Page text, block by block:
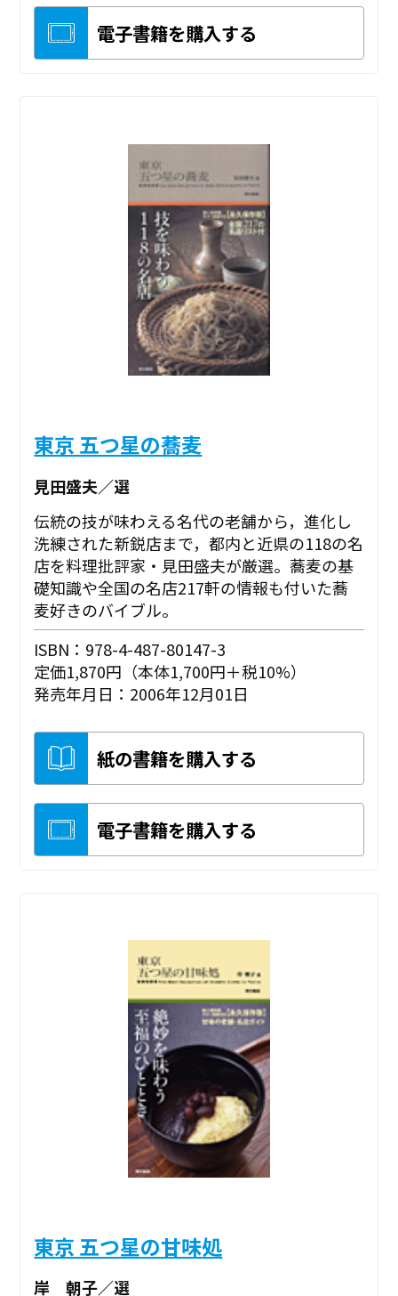
電子書籍を購入する
東京 五つ星の蕎麦
見田盛夫／選
伝統の技が味わえる名代の老舗から，進化し
洗練された新鋭店まで，都内と近県の118の名
店を料理批評家・見田盛夫が厳選。蕎麦の基
礎知識や全国の名店217軒の情報も付いた蕎
麦好きのバイブル。
ISBN：978-4-487-80147-3
定価1,870円（本体1,700円＋税10%）
発売年月日：2006年12月01日
紙の書籍を購入する
電子書籍を購入する
東京 五つ星の甘味処
岸 朝子／選